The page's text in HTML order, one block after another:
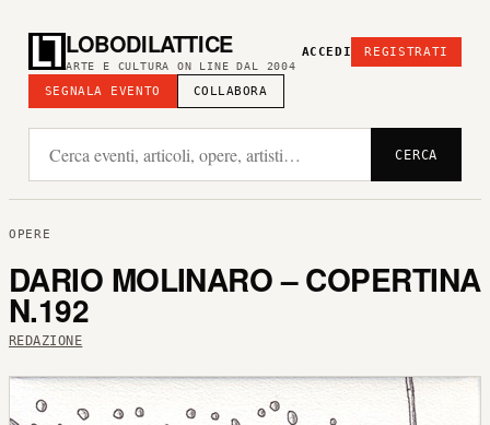
LOBODILATTICE
ARTE E CULTURA ON LINE DAL 2004
SEGNALA EVENTO COLLABORA
ACCEDI REGISTRATI
CERCA
OPERE
DARIO MOLINARO – COPERTINA
N.192
REDAZIONE